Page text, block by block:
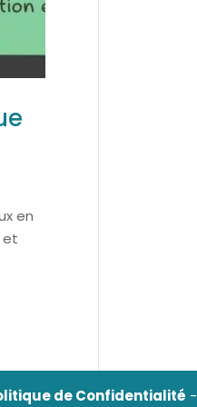
en
et
de Confidentialité